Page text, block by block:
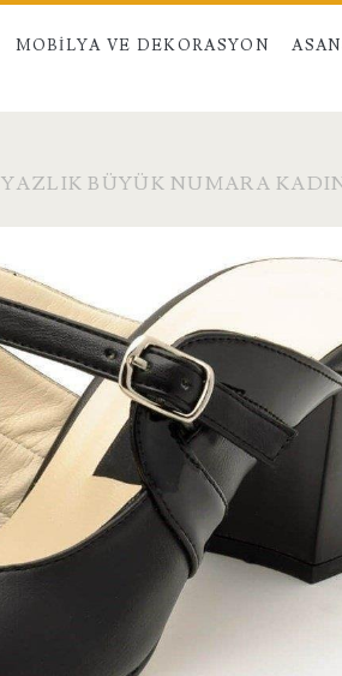
MOBILYA VE DEKORASYON
YAZLIK BÜYÜK NUMARA